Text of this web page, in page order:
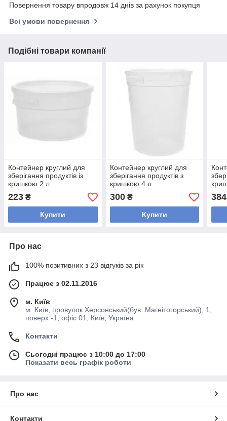
Повернення товару впродовж 14 днів за рахунок покупця
Всі умови повернення
Подібні товари компанії
Контейнер круглий для
зберігання продуктів із
кришкою 2 л
223 ₴
Купити
Контейнер круглий для
зберігання продуктів з
кришкою 4 л
300₴
Купити
384
Про нас
100% позитивних з 23 відгуків за рік
Працює з 02.11.2016
м. Київ
м. Київ, провулок Херсонський(був. Магнітогорський), 1,
поверх -1, офіс 01, Київ, Україна
Контакти
Сьогодні працює з 10:00 до 17:00
Показати весь графік роботи
Про нас
Контакти